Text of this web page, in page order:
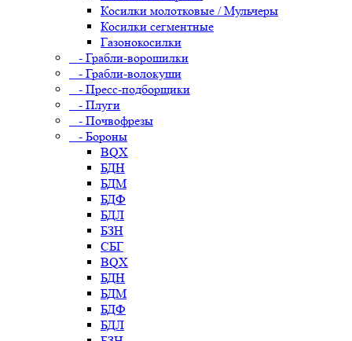
Косилки молотковые / Мульчеры
Косилки сегментные
Газонокосилки
- Грабли-ворошилки
- Грабли-волокуши
- Пресс-подборщики
- Плуги
- Почвофрезы
- Бороны
BQX
БДН
БДМ
БДФ
БДЛ
БЗН
СБГ
BQX
БДН
БДМ
БДФ
БДЛ